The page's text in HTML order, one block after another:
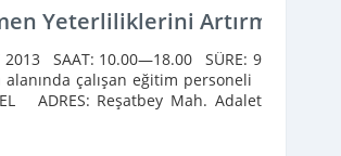
Yeterliliklerini Artırma
2013 SAAT: 10.00—18.00 SÜRE: 9
çalışan eğitim personeli
ADRES: Reşatbey Mah. Adalet